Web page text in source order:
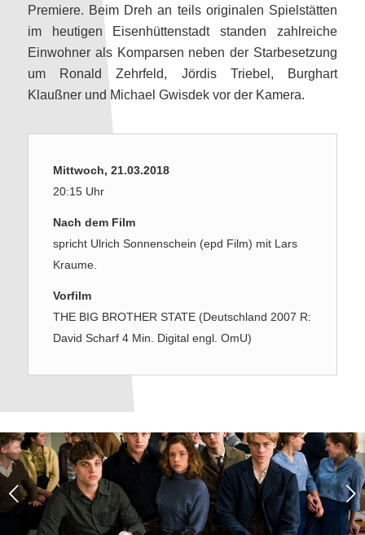
Premiere. Beim Dreh an teils originalen Spielstätten
im heutigen Eisenhüttenstadt standen zahlreiche
Einwohner als Komparsen neben der Starbesetzung
um Ronald Zehrfeld, Jördis Triebel, Burghart
Klaußner und Michael Gwisdek vor der Kamera.
Mittwoch, 21.03.2018
20:15 Uhr
Nach dem Film
spricht Ulrich Sonnenschein (epd Film) mit Lars
Kraume.
Vorfilm
THE BIG BROTHER STATE (Deutschland 2007 R:
David Scharf 4 Min. Digital engl. OmU)
Weiter